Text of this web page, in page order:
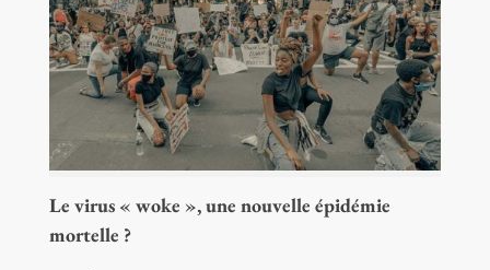
Le virus « woke », une nouvelle épidémie
mortelle ?